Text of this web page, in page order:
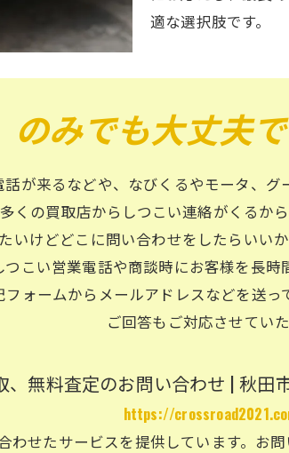
適な選択肢です。
みでも大丈夫
が来るなどや、なびくるやモータ、
多くの買取店からしつこい連絡がくるか
いけどどこに問い合わせをしたらいい
つこい営業電話や商談時にお客様を長時
ォームからメールアドレスなどを送
ご回答もご対応させていた
、無料査定のお問い合わせ | 秋田
https://
わせたサービスを提供しています。